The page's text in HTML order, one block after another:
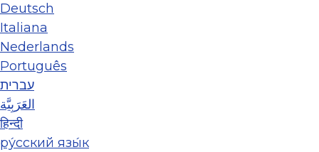
Deutsch
Italiana
Nederlands
Português
עברית
العَرَبِيَّة
हिन्दी
ру́сский язы́к